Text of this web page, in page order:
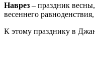
Наврез – праздник
весеннего
К этому празднику в